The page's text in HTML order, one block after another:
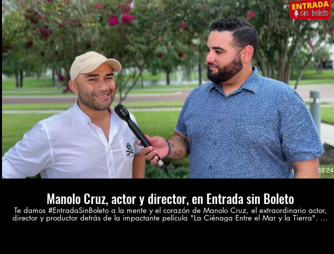
Play Video
08:24
Manolo Cruz, actor y director, en Entrada sin Boleto
Te damos #EntradaSinBoleto a la mente y el corazón de Manolo Cruz, el extraordinario actor,
director y productor detrás de la impactante película "La Ciénaga Entre el Mar y la Tierra". La
producción ha sido galardonado con los prestigiosos premios a la Mejor Actuación y a la